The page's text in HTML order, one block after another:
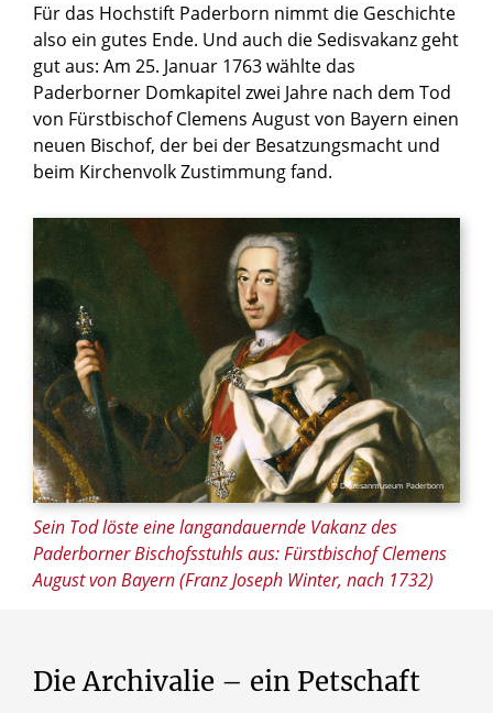
© Diözesanmuseum Paderborn
Sein Tod löste eine langandauernde Vakanz des
Paderborner Bischofsstuhls aus: Fürstbischof Clemens
August von Bayern (Franz Joseph Winter, nach 1732)
Für das Hochstift Paderborn nimmt die Geschichte
also ein gutes Ende. Und auch die Sedisvakanz geht
gut aus: Am 25. Januar 1763 wählte das
Paderborner Domkapitel zwei Jahre nach dem Tod
von Fürstbischof Clemens August von Bayern einen
neuen Bischof, der bei der Besatzungsmacht und
beim Kirchenvolk Zustimmung fand.
Die Archivalie – ein Petschaft